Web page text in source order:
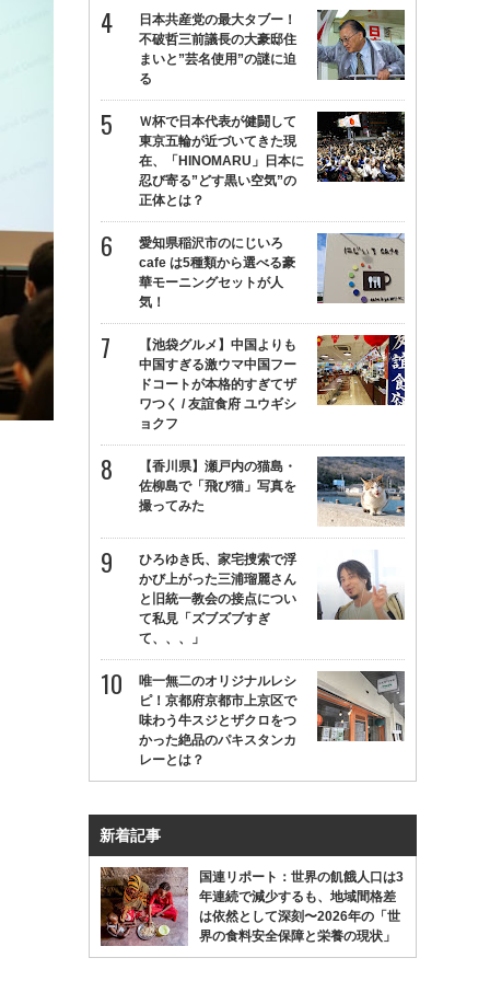
日本共産党の最大タブー！
不破哲三前議長の大豪邸住
まいと”芸名使用”の謎に迫
る
Ｗ杯で日本代表が健闘して
東京五輪が近づいてきた現
在、「HINOMARU」日本に
忍び寄る”どす黒い空気”の
正体とは？
愛知県稲沢市のにじいろ
cafe は5種類から選べる豪
華モーニングセットが人
気！
【池袋グルメ】中国よりも
中国すぎる激ウマ中国フー
ドコートが本格的すぎてザ
ワつく / 友誼食府 ユウギシ
ョクフ
【香川県】瀬戸内の猫島・
佐柳島で「飛び猫」写真を
撮ってみた
ひろゆき氏、家宅捜索で浮
かび上がった三浦瑠麗さん
と旧統一教会の接点につい
て私見「ズブズブすぎ
て、、、」
唯一無二のオリジナルレシ
ピ！京都府京都市上京区で
味わう牛スジとザクロをつ
かった絶品のパキスタンカ
レーとは？
新着記事
国連リポート：世界の飢餓人口は3
年連続で減少するも、地域間格差
は依然として深刻〜2026年の「世
界の食料安全保障と栄養の現状」